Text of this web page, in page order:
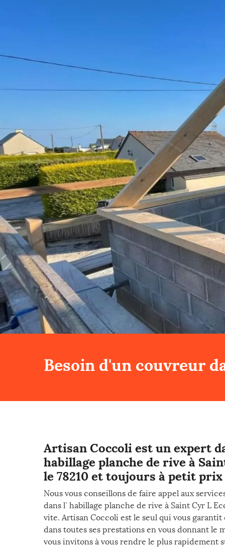
Besoin d'un couvreur
Artisan Coccoli est un expert
habillage planche de rive à
le 78210 et toujours à petit prix
Nous vous conseillons de faire appel aux
dans l` habillage planche de rive à Saint Cyr L
vite. Artisan Coccoli est le seul qui vous
dans toutes ses prestations en vous donnant le
vous invitons à vous rendre le plus rapidement